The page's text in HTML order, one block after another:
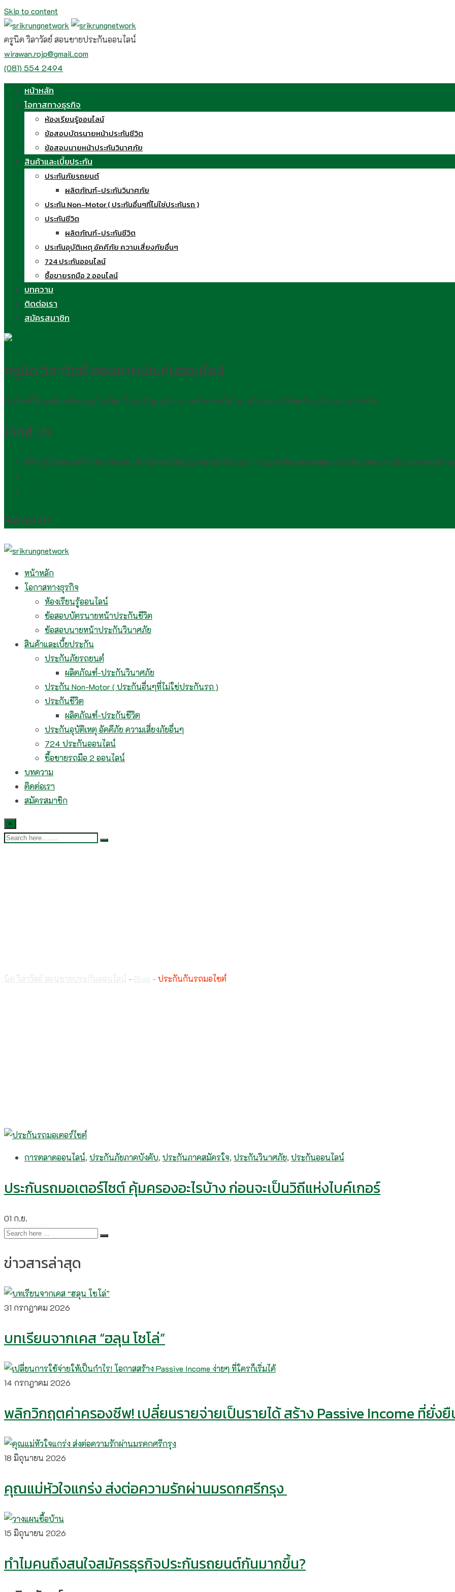
Skip to content
ครูนิด วิลาวัลย์ สอนขายประกันออนไลน์
wirawan.rojp@gmail.com
(081) 554 2494
หน้าหลัก
โอกาสทางธุรกิจ
ห้องเรียนรู้ออนไลน์
ข้อสอบบัตรนายหน้าประกันชีวิต
ข้อสอบนายหน้าประกันวินาศภัย
สินค้าและเบี้ยประกัน
ประกันภัยรถยนต์
ผลิตภัณฑ์-ประกันวินาศภัย
ประกัน Non-Motor ( ประกันอื่นๆที่ไม่ใช่ประกันรถ )
ประกันชีวิต
ผลิตภัณฑ์-ประกันชีวิต
ประกันอุบัติเหตุ อัคคีภัย ความเสี่ยงภัยอื่นๆ
724 ประกันออนไลน์
ซื้อขายรถมือ 2 ออนไลน์
บทความ
ติดต่อเรา
สมัครสมาชิก
ครูนิด วิลาวัลย์ สอนขายประกันออนไลน์
เว็บไซต์นี้ขับเคลื่อนโดย คุณวิลาวัลย์ โรจน์ปัญญากิจ นายหน้าประกันวินาศภัย ของบริษัทศรีกรุงโบรคเกอร์ จำกัด
Find Us
ศรีกรุงโบรคเกอร์ สาขาบางบอน (สำนักงานใหญ่) 2 ซอยเอกชัย 83/1 ถนนเอกชัย แขวงคลองบางบอน เขตบางบอน กรุงเทพมหาน
Follow Me
หน้าหลัก
โอกาสทางธุรกิจ
ห้องเรียนรู้ออนไลน์
ข้อสอบบัตรนายหน้าประกันชีวิต
ข้อสอบนายหน้าประกันวินาศภัย
สินค้าและเบี้ยประกัน
ประกันภัยรถยนต์
ผลิตภัณฑ์-ประกันวินาศภัย
ประกัน Non-Motor ( ประกันอื่นๆที่ไม่ใช่ประกันรถ )
ประกันชีวิต
ผลิตภัณฑ์-ประกันชีวิต
ประกันอุบัติเหตุ อัคคีภัย ความเสี่ยงภัยอื่นๆ
724 ประกันออนไลน์
ซื้อขายรถมือ 2 ออนไลน์
บทความ
ติดต่อเรา
สมัครสมาชิก
×
- -ประกันกันรถมอไซต์
การตลาดออนไลน์, ประกันภัยภาคบังคับ, ประกันภาคสมัครใจ, ประกันวินาศภัย, ประกันออนไลน์
ประกันรถมอเตอร์ไซต์ คุ้มครองอะไรบ้าง ก่อนจะเป็นวิถีแห่งไบค์เกอร์
01 ก.ย.
ข่าวสารล่าสุด
31 กรกฎาคม 2026
บทเรียนจากเคส “ฮลุน โซโล่”
14 กรกฎาคม 2026
พลิกวิกฤตค่าครองชีพ! เปลี่ยนรายจ่ายเป็นรายได้ สร้าง Passive Income ที่ยั่งยื
18 มิถุนายน 2026
คุณแม่หัวใจแกร่ง ส่งต่อความรักผ่านมรดกศรีกรุง
15 มิถุนายน 2026
ทำไมคนถึงสนใจสมัครธุรกิจประกันรถยนต์กันมากขึ้น?